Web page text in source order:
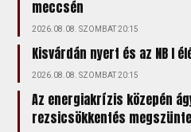
meccsén
2026.08.08. SZOMBAT 20:15
Kisvárdán nyert és az NB I
2026.08.08. SZOMBAT 20:15
Az energiakrízis közepén
rezsicsökkentés